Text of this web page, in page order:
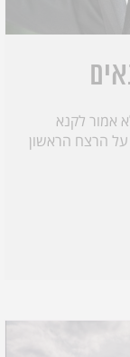
אמור לקנא
על הרצח הראשון